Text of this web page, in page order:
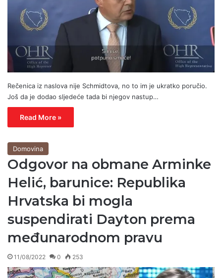
Rečenica iz naslova nije Schmidtova, no to im je ukratko poručio.
Još da je dodao sljedeće tada bi njegov nastup…
Read More »
Domovina
Odgovor na obmane Arminke
Helić, barunice: Republika
Hrvatska bi mogla
suspendirati Dayton prema
međunarodnom pravu
11/08/2022 0 253